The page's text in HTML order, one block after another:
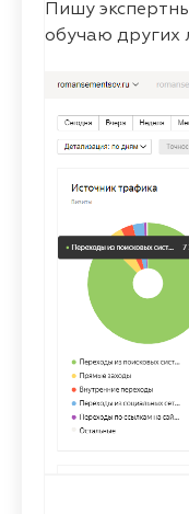
Пишу
обучаю других